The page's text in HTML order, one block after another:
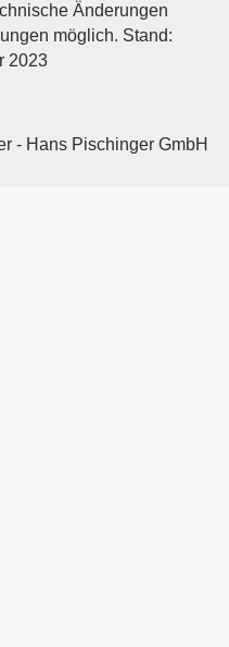
Änderungen
möglich. Stand:
2023
- Hans Pischinger GmbH